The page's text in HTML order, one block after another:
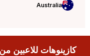
Australia
كازينوهات للاعبين من New Zealand التي تقدم Poli